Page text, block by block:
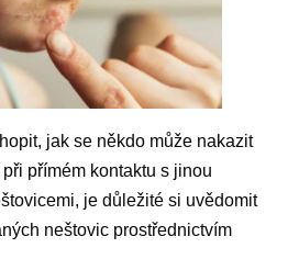
jak se někdo může nakazit
přímém kontaktu s jinou
je důležité si uvědomit
neštovic prostřednictvím